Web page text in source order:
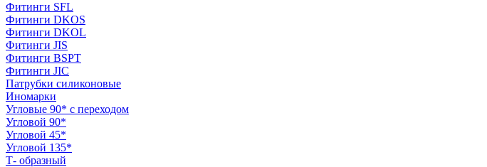
Фитинги SFL
Фитинги DKOS
Фитинги DKOL
Фитинги JIS
Фитинги BSPT
Фитинги JIC
Патрубки силиконовые
Иномарки
Угловые 90* с переходом
Угловой 90*
Угловой 45*
Угловой 135*
Т- образный